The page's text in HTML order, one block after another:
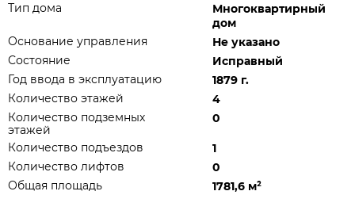
Тип дома
Многоквартирный
дом
Основание управления
Не указано
Состояние
Исправный
Год ввода в эксплуатацию
1879 г.
Количество этажей
4
Количество подземных
этажей
0
Количество подъездов
1
Количество лифтов
0
Общая площадь
1781,6 м²